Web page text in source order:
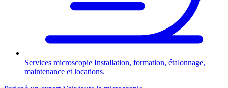
Services microscopie Installation, formation, étalonnage,
maintenance et locations.